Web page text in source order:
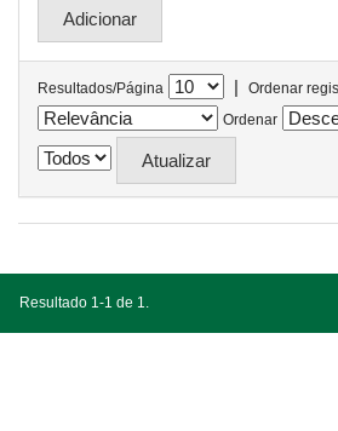
Resultados/Página |
Ordenar
Ordenar
Resultado 1-1 de 1.